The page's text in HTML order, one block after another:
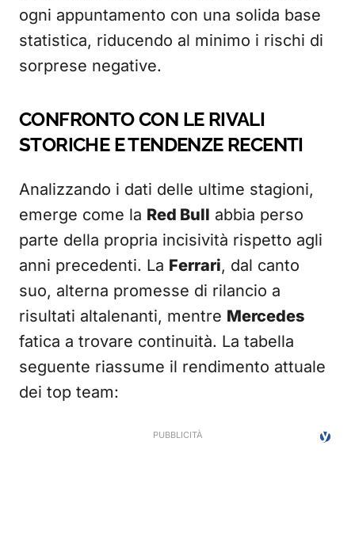
ogni appuntamento con una solida base
statistica, riducendo al minimo i rischi di
sorprese negative.
CONFRONTO CON LE RIVALI
STORICHE E TENDENZE RECENTI
Analizzando i dati delle ultime stagioni,
emerge come la Red Bull abbia perso
parte della propria incisività rispetto agli
anni precedenti. La Ferrari, dal canto
suo, alterna promesse di rilancio a
risultati altalenanti, mentre Mercedes
fatica a trovare continuità. La tabella
seguente riassume il rendimento attuale
dei top team: